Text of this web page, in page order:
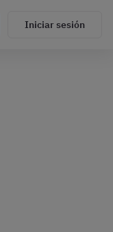
Iniciar sesión